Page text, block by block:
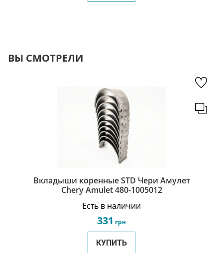
ВЫ СМОТРЕЛИ
Вкладыши коренные STD Чери Амулет
Chery Amulet 480-1005012
Есть в наличии
331 грн
КУПИТЬ